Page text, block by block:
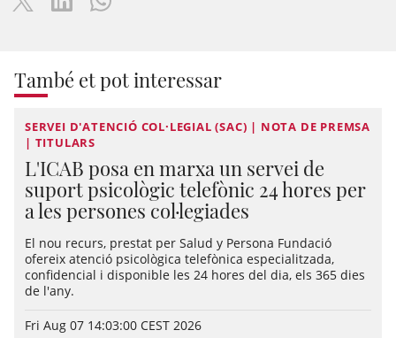
També et pot interessar
SERVEI D'ATENCIÓ COL·LEGIAL (SAC) | NOTA DE PREMSA
| TITULARS
L'ICAB posa en marxa un servei de
suport psicològic telefònic 24 hores per
a les persones col·legiades
El nou recurs, prestat per Salud y Persona Fundació
ofereix atenció psicològica telefònica especialitzada,
confidencial i disponible les 24 hores del dia, els 365 dies
de l'any.
Fri Aug 07 14:03:00 CEST 2026